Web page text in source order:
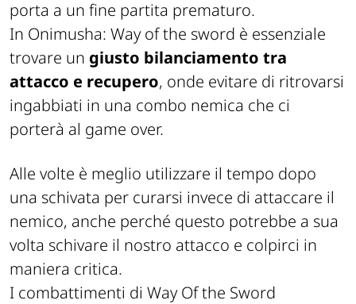
porta a un fine partita prematuro.
In Onimusha: Way of the sword è essenziale
trovare un giusto bilanciamento tra
attacco e recupero, onde evitare di ritrovarsi
ingabbiati in una combo nemica che ci
porterà al game over.
Alle volte è meglio utilizzare il tempo dopo
una schivata per curarsi invece di attaccare il
nemico, anche perché questo potrebbe a sua
volta schivare il nostro attacco e colpirci in
maniera critica.
I combattimenti di Way Of the Sword